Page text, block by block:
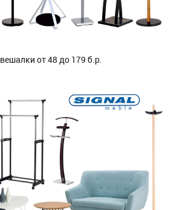
вешалки от 48 до 179 б.р.